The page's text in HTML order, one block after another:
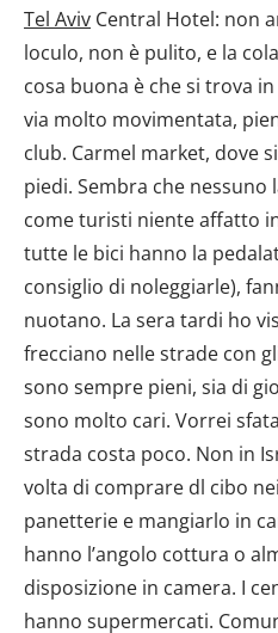
Tel Aviv Central Hotel: non
loculo, non è pulito, e la
cosa buona è che si trova in
via molto movimentata,
club. Carmel market, dove
piedi. Sembra che nessuno
come turisti niente affatto
tutte le bici hanno la
consiglio di noleggiarle),
nuotano. La sera tardi ho
frecciano nelle strade con
sono sempre pieni, sia di
sono molto cari. Vorrei
strada costa poco. Non in
volta di comprare dl cibo
panetterie e mangiarlo in
hanno l’angolo cottura o
disposizione in camera. I
hanno supermercati.